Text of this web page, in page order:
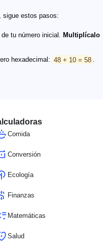
, sigue estos pasos:
de tu número inicial. Multiplícalo
hexadecimal: 48 + 10 = 58 .
Comida
Conversión
Ecología
Finanzas
Matemáticas
Salud